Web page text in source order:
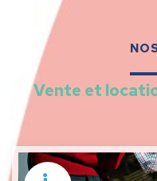
Vente et